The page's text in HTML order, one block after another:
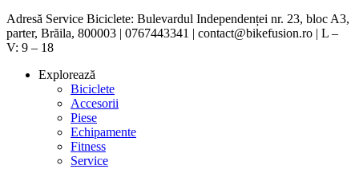
Adresă Service Biciclete: Bulevardul Independenței nr. 23, bloc A3,
parter, Brăila, 800003 | 0767443341 | contact@bikefusion.ro | L –
V: 9 – 18
Explorează
Biciclete
Accesorii
Piese
Echipamente
Fitness
Service